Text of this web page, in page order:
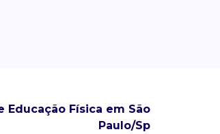
Educação Física em São
Paulo/Sp